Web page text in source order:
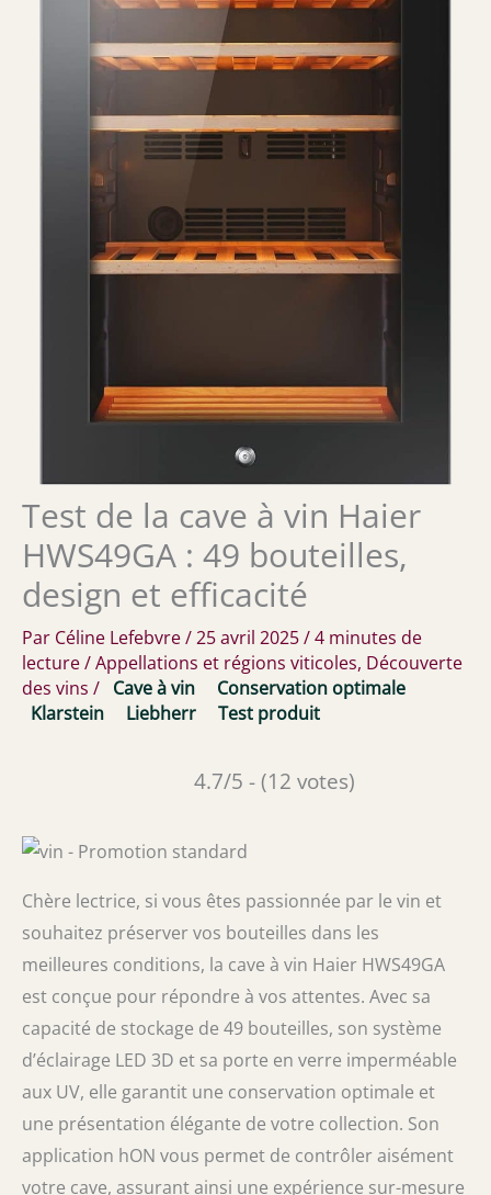
Test de la cave à vin Haier
HWS49GA : 49 bouteilles,
design et efficacité
Par Céline Lefebvre/25 avril 2025/4 minutes de
lecture/Appellations et régions viticoles, Découverte
des vins / Cave à vin
Conservation optimale
Klarstein
Liebherr Test produit
4.7/5 - (12 votes)
Chère lectrice, si vous êtes passionnée par le vin et
souhaitez préserver vos bouteilles dans les
meilleures conditions, la cave à vin Haier HWS49GA
est conçue pour répondre à vos attentes. Avec sa
capacité de stockage de 49 bouteilles, son système
d’éclairage LED 3D et sa porte en verre imperméable
aux UV, elle garantit une conservation optimale et
une présentation élégante de votre collection. Son
application hON vous permet de contrôler aisément
votre cave, assurant ainsi une expérience sur-mesure